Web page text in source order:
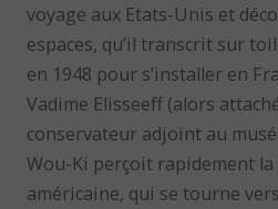
voyage aux Etats-Unis et
espaces, qu’il transcrit sur
en 1948 pour s’installer en
Vadime Elisseeff (alors
conservateur adjoint au
Wou-Ki perçoit rapidement
américaine, qui se tourne